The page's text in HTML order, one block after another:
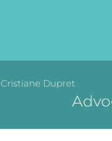
Cristiane Dupret